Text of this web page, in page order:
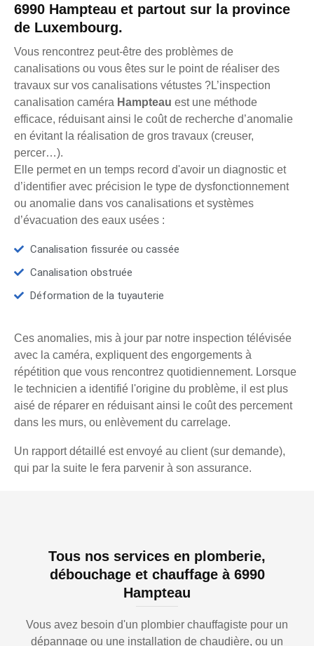
6990 Hampteau et partout sur la province
de Luxembourg.
Vous rencontrez peut-être des problèmes de
canalisations ou vous êtes sur le point de réaliser des
travaux sur vos canalisations vétustes ?L’inspection
canalisation caméra Hampteau est une méthode
efficace, réduisant ainsi le coût de recherche d’anomalie
en évitant la réalisation de gros travaux (creuser,
percer…).
Elle permet en un temps record d'avoir un diagnostic et
d’identifier avec précision le type de dysfonctionnement
ou anomalie dans vos canalisations et systèmes
d’évacuation des eaux usées :
Canalisation fissurée ou cassée
Canalisation obstruée
Déformation de la tuyauterie
Ces anomalies, mis à jour par notre inspection télévisée
avec la caméra, expliquent des engorgements à
répétition que vous rencontrez quotidiennement. Lorsque
le technicien a identifié l'origine du problème, il est plus
aisé de réparer en réduisant ainsi le coût des percement
dans les murs, ou enlèvement du carrelage.
Un rapport détaillé est envoyé au client (sur demande),
qui par la suite le fera parvenir à son assurance.
Tous nos services en plomberie,
débouchage et chauffage à 6990
Hampteau
Vous avez besoin d'un plombier chauffagiste pour un
dépannage ou une installation de chaudière, ou un